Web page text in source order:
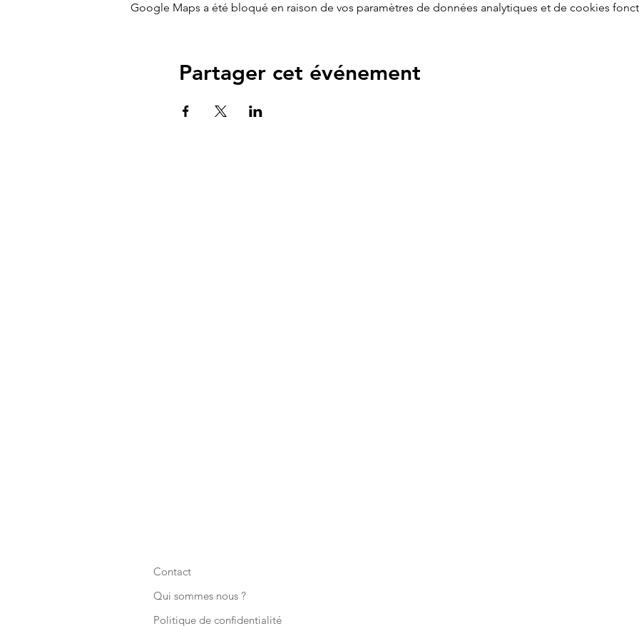
Google Maps a été bloqué en raison de vos paramètres de données analytiques et de cookies
Partager cet événement
Contact
Qui sommes nous ?
Politique de confidentialité